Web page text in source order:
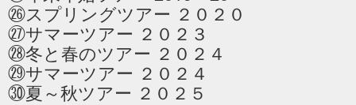
㉖スプリングツアー ２０２０
㉗サマーツアー ２０２３
㉘冬と春のツアー ２０２４
㉙サマーツアー ２０２４
㉚夏～秋ツアー ２０２５